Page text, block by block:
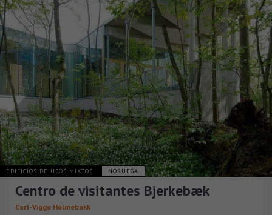
EDIFICIOS DE USOS MIXTOS NORUEGA
Centro de visitantes Bjerkebæk
Carl-Viggo Hølmebakk